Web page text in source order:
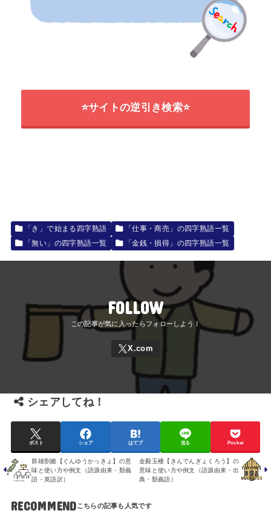
⭐サイトの逆引き検索⭐
「き」で始まる四字熟語
「仕事・商売」の四字熟語一覧
「無い」の四字熟語一覧
「金銭・損得」の四字熟語一覧
FOLLOW
シェアしてね！
ポスト シェア はてブ 送る Pocket
群雄割拠【ぐんゆうかっきょ】の意
味と使い方や例文（語源由来・類義
語・英語訳）
金殿玉楼【きんでんぎょくろう】の
意味と使い方や例文（語源由来・出
典・類義語）
RECOMMEND